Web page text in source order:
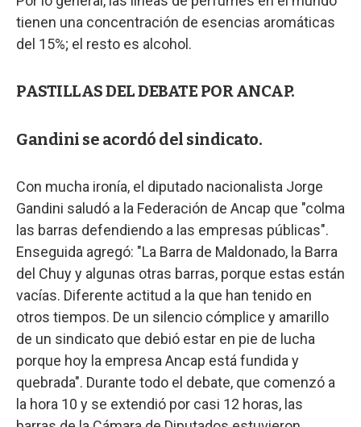
tienen una concentración de esencias aromáticas
del 15%; el resto es alcohol.
PASTILLAS DEL DEBATE POR ANCAP.
Gandini se acordó del sindicato.
Con mucha ironía, el diputado nacionalista Jorge
Gandini saludó a la Federación de Ancap que "colma
las barras defendiendo a las empresas públicas".
Enseguida agregó: "La Barra de Maldonado, la Barra
del Chuy y algunas otras barras, porque estas están
vacías. Diferente actitud a la que han tenido en
otros tiempos. De un silencio cómplice y amarillo
de un sindicato que debió estar en pie de lucha
porque hoy la empresa Ancap está fundida y
quebrada". Durante todo el debate, que comenzó a
la hora 10 y se extendió por casi 12 horas, las